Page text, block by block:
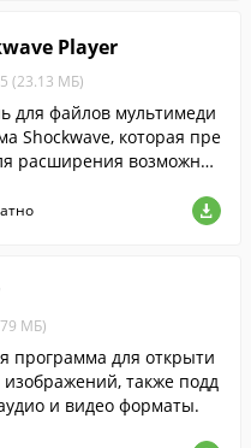
Player
(23.13 МБ)
для файлов мультимеди
Shockwave, которая пре
расширения возможнос
информации и вз
МБ)
программа для открыти
также подд
и видео форматы.